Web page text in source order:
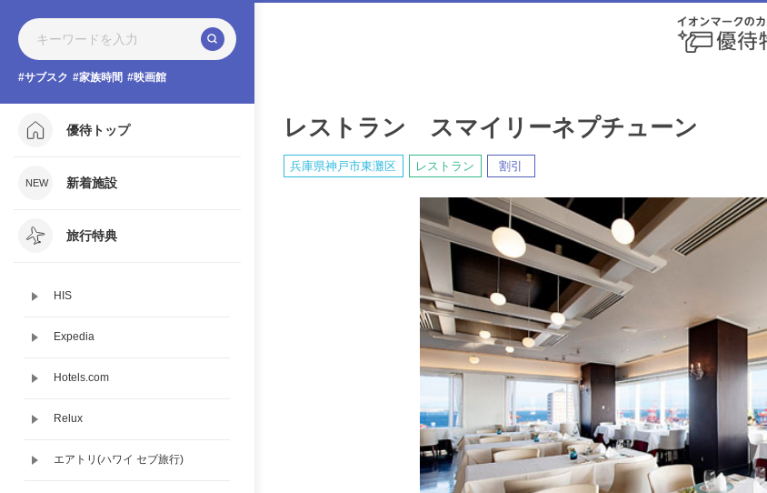
サブスク 家族時間 映画館
優待トップ
新着施設
旅行特典
HIS
Expedia
Hotels.com
Relux
エアトリ(ハワイ セブ旅行)
レストラン スマイリーネプチューン
兵庫県神戸市東灘区 レストラン 割引